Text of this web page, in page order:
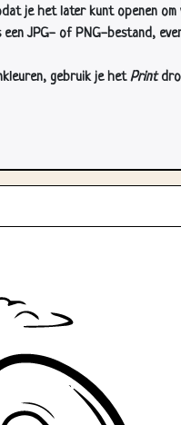
je het later kunt openen om
JPG- of PNG-bestand,
gebruik je hetPrint